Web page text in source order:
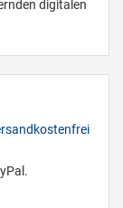
digitalen